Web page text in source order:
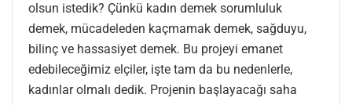
olsun istedik? Çünkü kadın demek sorumluluk
demek, mücadeleden kaçmamak demek, sağduyu,
bilinç ve hassasiyet demek. Bu projeyi emanet
edebileceğimiz elçiler, işte tam da bu nedenlerle,
kadınlar olmalı dedik. Projenin başlayacağı saha